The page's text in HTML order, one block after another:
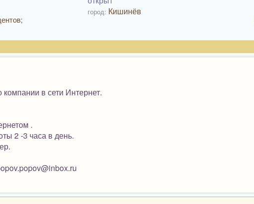
город: Кишинёв
в сети Интернет.
.
2 -3 часа в день.